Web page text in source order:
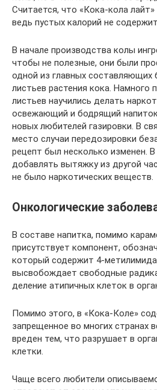
Считается, что «Кока-кола
ведь пустых калорий не
В начале производства колы
чтобы не полезные, они были
одной из главных составляющих
листьев растения кока. Намного
листьев научились делать
освежающий и бодрящий
новых любителей газировки. В
место случаи передозировки
рецепт был несколько изменен.
добавлять вытяжку из другой
не было наркотических веществ.
Онкологические
В составе напитка, помимо
присутствует компонент,
который содержит 4-
высвобождает свободные
деление атипичных клеток в
Помимо этого, в «Кока-Коле»
запрещенное во многих странах
вреден тем, что разрушает в
клетки.
Чаще всего любители